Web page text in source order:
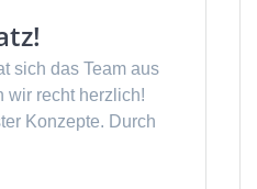
sich das Team aus
wir recht herzlich!
Konzepte. Durch